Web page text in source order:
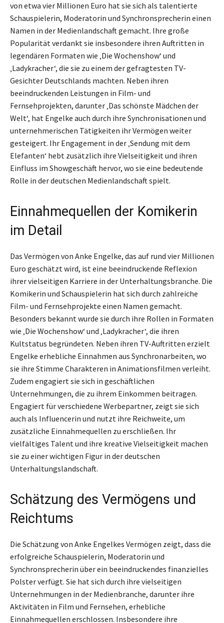
von etwa vier Millionen Euro hat sie sich als talentierte
Schauspielerin, Moderatorin und Synchronsprecherin einen
Namen in der Medienlandschaft gemacht. Ihre große
Popularität verdankt sie insbesondere ihren Auftritten in
legendären Formaten wie ‚Die Wochenshow‘ und
‚Ladykracher‘, die sie zu einem der gefragtesten TV-
Gesichter Deutschlands machten. Neben ihren
beeindruckenden Leistungen in Film- und
Fernsehprojekten, darunter ‚Das schönste Mädchen der
Welt‘, hat Engelke auch durch ihre Synchronisationen und
unternehmerischen Tätigkeiten ihr Vermögen weiter
gesteigert. Ihr Engagement in der ‚Sendung mit dem
Elefanten‘ hebt zusätzlich ihre Vielseitigkeit und ihren
Einfluss im Showgeschäft hervor, wo sie eine bedeutende
Rolle in der deutschen Medienlandschaft spielt.
Einnahmequellen der Komikerin
im Detail
Das Vermögen von Anke Engelke, das auf rund vier Millionen
Euro geschätzt wird, ist eine beeindruckende Reflexion
ihrer vielseitigen Karriere in der Unterhaltungsbranche. Die
Komikerin und Schauspielerin hat sich durch zahlreiche
Film- und Fernsehprojekte einen Namen gemacht.
Besonders bekannt wurde sie durch ihre Rollen in Formaten
wie ‚Die Wochenshow‘ und ‚Ladykracher‘, die ihren
Kultstatus begründeten. Neben ihren TV-Auftritten erzielt
Engelke erhebliche Einnahmen aus Synchronarbeiten, wo
sie ihre Stimme Charakteren in Animationsfilmen verleiht.
Zudem engagiert sie sich in geschäftlichen
Unternehmungen, die zu ihrem Einkommen beitragen.
Engagiert für verschiedene Werbepartner, zeigt sie sich
auch als Influencerin und nutzt ihre Reichweite, um
zusätzliche Einnahmequellen zu erschließen. Ihr
vielfältiges Talent und ihre kreative Vielseitigkeit machen
sie zu einer wichtigen Figur in der deutschen
Unterhaltungslandschaft.
Schätzung des Vermögens und
Reichtums
Die Schätzung von Anke Engelkes Vermögen zeigt, dass die
erfolgreiche Schauspielerin, Moderatorin und
Synchronsprecherin über ein beeindruckendes finanzielles
Polster verfügt. Sie hat sich durch ihre vielseitigen
Unternehmungen in der Medienbranche, darunter ihre
Aktivitäten in Film und Fernsehen, erhebliche
Einnahmequellen erschlossen. Insbesondere ihre